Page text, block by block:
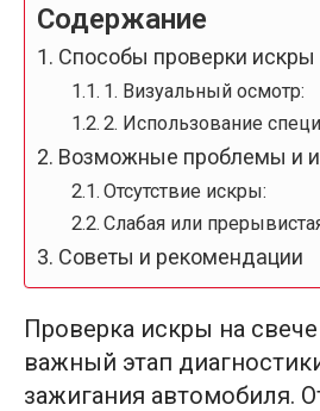
Содержание
Способы проверки искры
1. Визуальный осмотр:
2. Использование
Возможные проблемы и
Отсутствие искры:
Слабая или
Советы и рекомендации
Проверка искры на
важный этап
зажигания автомобиля.